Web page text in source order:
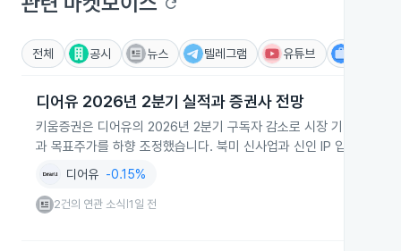
전체 공시 뉴스 텔레그램 유튜브
디어유 2026년 2분기 실적과 증권사 전망
키움증권은 디어유의 2026년 2분기 구독자 감소로 시장 기대치를 밑
과 목표주가를 하향 조정했습니다. 북미 신사업과 신인 IP 입점은 성
디어유 -0.15%
2건의 연관 소식 1일 전